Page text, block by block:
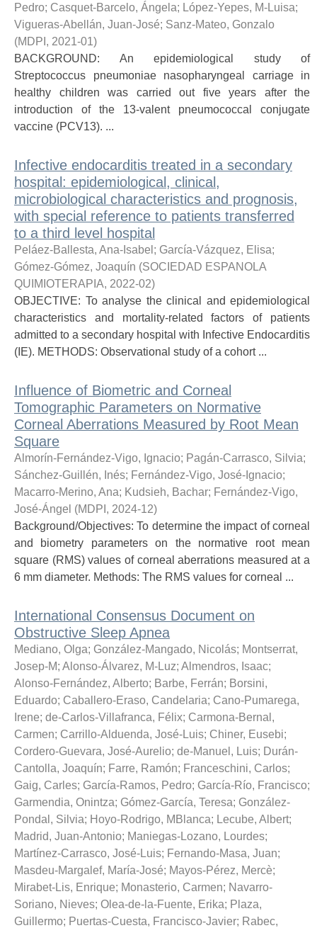
Pedro; Casquet-Barcelo, Ángela; López-Yepes, M-Luisa;
Vigueras-Abellán, Juan-José; Sanz-Mateo, Gonzalo
(MDPI , 2021-01)
BACKGROUND: An epidemiological study of
Streptococcus pneumoniae nasopharyngeal carriage in
healthy children was carried out five years after the
introduction of the 13-valent pneumococcal conjugate
vaccine (PCV13). ...
Infective endocarditis treated in a secondary
hospital: epidemiological, clinical,
microbiological characteristics and prognosis,
with special reference to patients transferred
to a third level hospital
Peláez-Ballesta, Ana-Isabel ; García-Vázquez, Elisa;
Gómez-Gómez, Joaquín (SOCIEDAD ESPANOLA
QUIMIOTERAPIA, 2022-02)
OBJECTIVE: To analyse the clinical and epidemiological
characteristics and mortality-related factors of patients
admitted to a secondary hospital with Infective Endocarditis
(IE). METHODS: Observational study of a cohort ...
Influence of Biometric and Corneal
Tomographic Parameters on Normative
Corneal Aberrations Measured by Root Mean
Square
Almorín-Fernández-Vigo, Ignacio; Pagán-Carrasco, Silvia;
Sánchez-Guillén, Inés; Fernández-Vigo, José-Ignacio;
Macarro-Merino, Ana; Kudsieh, Bachar; Fernández-Vigo,
José-Ángel (MDPI , 2024-12)
Background/Objectives: To determine the impact of corneal
and biometry parameters on the normative root mean
square (RMS) values of corneal aberrations measured at a
6 mm diameter. Methods: The RMS values for corneal ...
International Consensus Document on
Obstructive Sleep Apnea
Mediano, Olga; González-Mangado, Nicolás; Montserrat,
Josep-M; Alonso-Álvarez, M-Luz; Almendros, Isaac;
Alonso-Fernández, Alberto; Barbe, Ferrán; Borsini,
Eduardo; Caballero-Eraso, Candelaria; Cano-Pumarega,
Irene; de-Carlos-Villafranca, Félix; Carmona-Bernal,
Carmen; Carrillo-Alduenda, José-Luis; Chiner, Eusebi;
Cordero-Guevara, José-Aurelio; de-Manuel, Luis; Durán-
Cantolla, Joaquín; Farre, Ramón; Franceschini, Carlos;
Gaig, Carles; García-Ramos, Pedro; García-Río, Francisco;
Garmendia, Onintza; Gómez-García, Teresa; González-
Pondal, Silvia; Hoyo-Rodrigo, MBlanca; Lecube, Albert;
Madrid, Juan-Antonio; Maniegas-Lozano, Lourdes;
Martínez-Carrasco, José-Luis; Fernando-Masa, Juan;
Masdeu-Margalef, María-José; Mayos-Pérez, Mercè;
Mirabet-Lis, Enrique; Monasterio, Carmen; Navarro-
Soriano, Nieves; Olea-de-la-Fuente, Erika; Plaza,
Guillermo; Puertas-Cuesta, Francisco-Javier; Rabec,